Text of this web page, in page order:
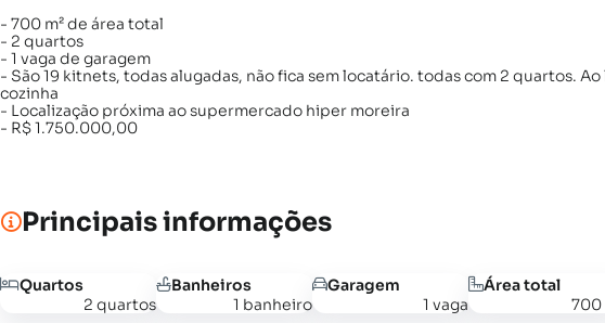
- 700 m² de área total
- 2 quartos
- 1 vaga de garagem
- São 19 kitnets, todas alugadas, não fica sem locatário. todas com 2 quartos.
cozinha
- Localização próxima ao supermercado hiper moreira
- R$ 1.750.000,00
Principais informações
Quartos
2 quartos
Banheiros
1 banheiro
Garagem
1 vaga
Área total
700